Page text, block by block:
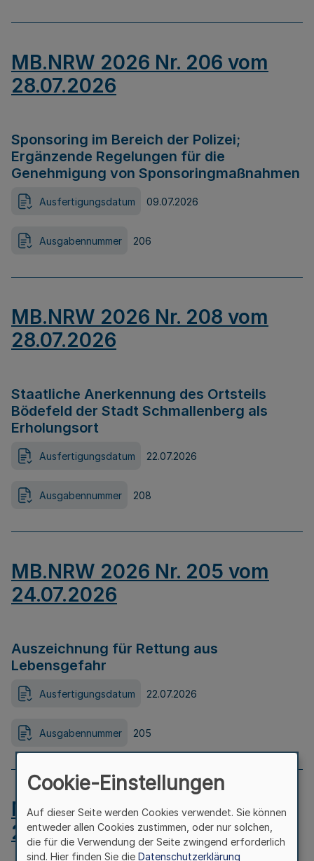
MB.NRW 2026 Nr. 206 vom
28.07.2026
Sponsoring im Bereich der Polizei;
Ergänzende Regelungen für die
Genehmigung von Sponsoringmaßnahmen
Ausfertigungsdatum 09.07.2026
Ausgabennummer 206
MB.NRW 2026 Nr. 208 vom
28.07.2026
Staatliche Anerkennung des Ortsteils
Bödefeld der Stadt Schmallenberg als
Erholungsort
Ausfertigungsdatum 22.07.2026
Ausgabennummer 208
MB.NRW 2026 Nr. 205 vom
24.07.2026
Auszeichnung für Rettung aus
Lebensgefahr
Ausfertigungsdatum 22.07.2026
Ausgabennummer 205
MB.NRW 2026 Nr. 204 vom
24.07.2026
Cookie-Einstellungen
Auf dieser Seite werden Cookies verwendet. Sie können
entweder allen Cookies zustimmen, oder nur solchen,
die für die Verwendung der Seite zwingend erforderlich
sind. Hier finden Sie die Datenschutzerklärung